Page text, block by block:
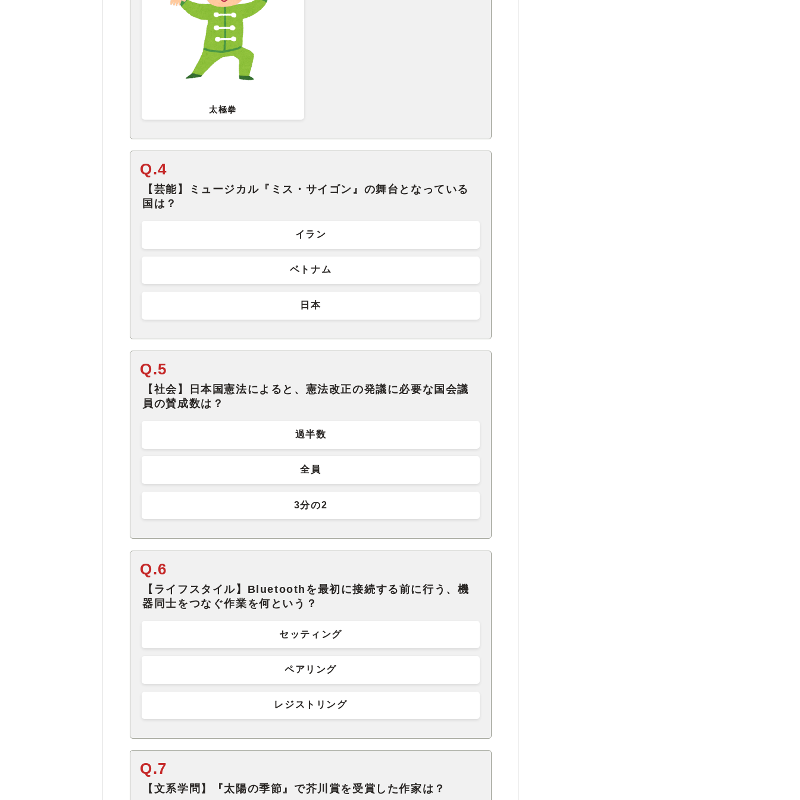
太極拳
Q.4
【芸能】ミュージカル『ミス・サイゴン』の舞台となっている
国は？
イラン
ベトナム
日本
Q.5
【社会】日本国憲法によると、憲法改正の発議に必要な国会議
員の賛成数は？
過半数
全員
3分の2
Q.6
【ライフスタイル】Bluetoothを最初に接続する前に行う、機
器同士をつなぐ作業を何という？
セッティング
ペアリング
レジストリング
Q.7
【文系学問】『太陽の季節』で芥川賞を受賞した作家は？